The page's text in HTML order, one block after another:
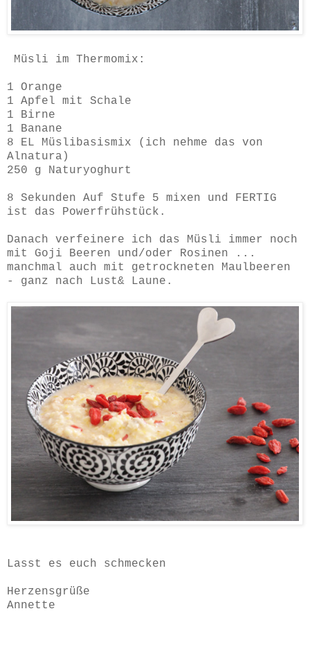
Müsli im Thermomix:
1 Orange
1 Apfel mit Schale
1 Birne
1 Banane
8 EL Müslibasismix (ich nehme das von
Alnatura)
250 g Naturyoghurt
8 Sekunden Auf Stufe 5 mixen und FERTIG
ist das Powerfrühstück.
Danach verfeinere ich das Müsli immer noch
mit Goji Beeren und/oder Rosinen ...
manchmal auch mit getrockneten Maulbeeren
- ganz nach Lust& Laune.
Lasst es euch schmecken
Herzensgrüße
Annette